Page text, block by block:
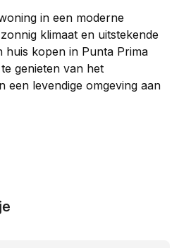
in een moderne
klimaat en uitstekende
huis kopen in Punta Prima
genieten van het
een levendige omgeving aan